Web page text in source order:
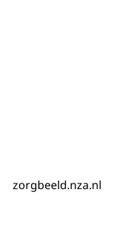
zorgbeeld.nza.nl